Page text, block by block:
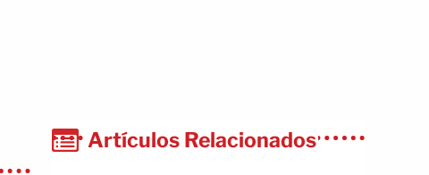
Artículos Relacionados